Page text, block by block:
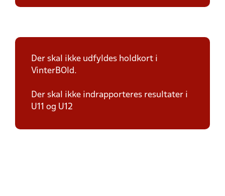
Der skal ikke udfyldes holdkort i
VinterBOld.
Der skal ikke indrapporteres resultater i
U11 og U12